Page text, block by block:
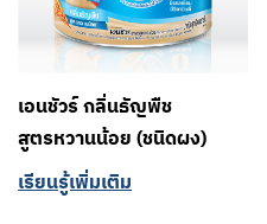
เอนชัวร์ กลิ่นธัญพืช
สูตรหวานน้อย (ชนิดผง)
เรียนรู้เพิ่มเติม